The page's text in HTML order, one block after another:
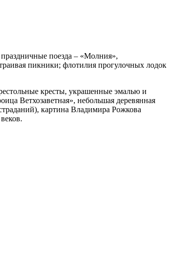
поезда – «Молния»,
пикники; флотилия прогулочных лодок
кресты, украшенные эмалью и
Ветхозаветная», небольшая деревянная
картина Владимира Рожкова